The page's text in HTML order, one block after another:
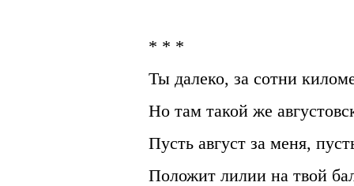
* * *
Ты далеко, за сотни
Но там такой же
Пусть август за меня,
Положит лилии на твой